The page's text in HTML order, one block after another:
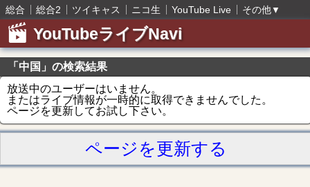
総合 総合2 ツイキャス ニコ生 YouTube Live その他▼
YouTubeライブNavi
「中国」の検索結果
放送中のユーザーはいません。
またはライブ情報が一時的に取得できませんでした。
ページを更新してお試し下さい。
ページを更新する